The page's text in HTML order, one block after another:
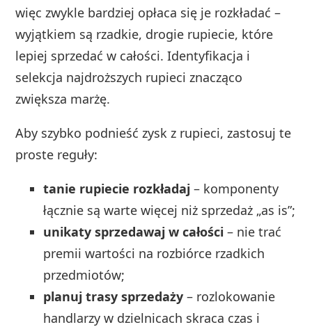
więc zwykle bardziej opłaca się je rozkładać –
wyjątkiem są rzadkie, drogie rupiecie, które
lepiej sprzedać w całości. Identyfikacja i
selekcja najdroższych rupieci znacząco
zwiększa marżę.
Aby szybko podnieść zysk z rupieci, zastosuj te
proste reguły:
tanie rupiecie rozkładaj – komponenty
łącznie są warte więcej niż sprzedaż „as is”;
unikaty sprzedawaj w całości – nie trać
premii wartości na rozbiórce rzadkich
przedmiotów;
planuj trasy sprzedaży – rozlokowanie
handlarzy w dzielnicach skraca czas i